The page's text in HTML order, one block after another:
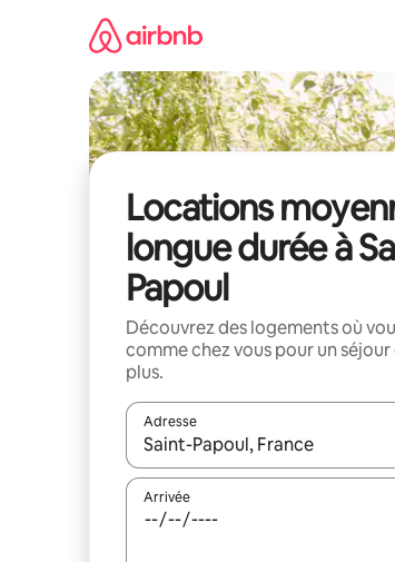
Locations
longue durée à
Papoul
Découvrez des logements où
comme chez vous pour un séjour
plus.
Adresse
Lorsque les résultats s'affichent,
Arrivée